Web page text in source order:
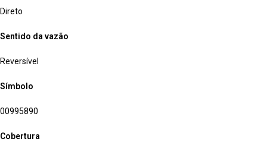
Direto
Sentido da vazão
Reversível
Símbolo
00995890
Cobertura